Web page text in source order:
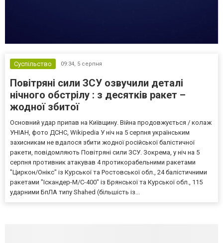
Суспільство 09:34, 5 серпня
Повітряні сили ЗСУ озвучили деталі
нічного обстрілу : з десятків ракет –
жодної збитої
Основний удар припав на Київщину. Війна продовжується / колаж
УНІАН, фото ДСНС, Wikipedia У ніч на 5 серпня українським
захисникам не вдалося збити жодної російської балістичної
ракети, повідомляють Повітряні сили ЗСУ. Зокрема, у ніч на 5
серпня противник атакував 4 протикорабельними ракетами
"Циркон/Онікс" із Курської та Ростовської обл., 24 балістичними
ракетами "Іскандер-М/С-400" із Брянської та Курської обл., 115
ударними БпЛА типу Shahed (більшість із...